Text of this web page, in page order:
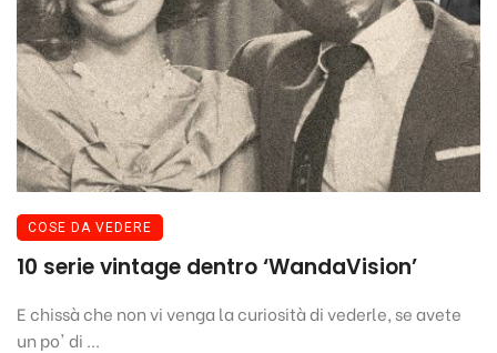
COSE DA VEDERE
10 serie vintage dentro ‘WandaVision’
E chissà che non vi venga la curiosità di vederle, se avete
un po' di ...